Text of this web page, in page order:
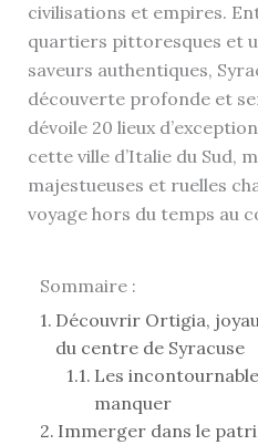
civilisations et empires.
quartiers pittoresques et
saveurs authentiques,
découverte profonde et
dévoile 20 lieux
cette ville d’Italie du Sud,
majestueuses et ruelles
voyage hors du temps au
Sommaire :
Découvrir Ortigia,
du centre de Syracuse
Les
manquer
Immerger dans le